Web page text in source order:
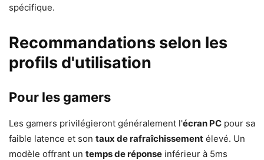
spécifique.
Recommandations selon les
profils d'utilisation
Pour les gamers
Les gamers privilégieront généralement l'écran PC pour sa
faible latence et son taux de rafraîchissement élevé. Un
modèle offrant un temps de réponse inférieur à 5ms